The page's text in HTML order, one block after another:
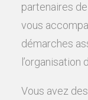
partenaires
vous
démarches
l’organisation
Vous avez